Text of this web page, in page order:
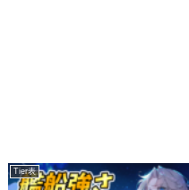
Tier表